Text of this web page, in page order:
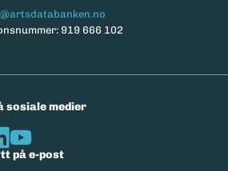
919 666 102
sosiale medier
på e-post